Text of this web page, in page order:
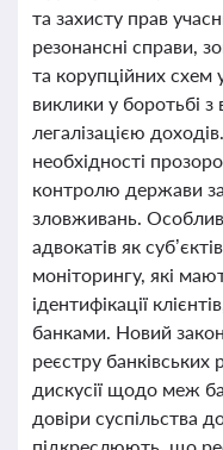
та захисту прав
резонансні справи,
та корупційних схем
виклики у боротьбі
легалізацією
необхідності
контролю держави
зловживань.
адвокатів як
моніторингу, які
ідентифікації
банками. Новий
реєстру банківських
дискусії щодо меж
довіри суспільства